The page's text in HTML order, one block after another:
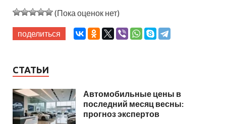
(Пока оценок нет)
поделиться
СТАТЬИ
Автомобильные цены в
последний месяц весны:
прогноз экспертов